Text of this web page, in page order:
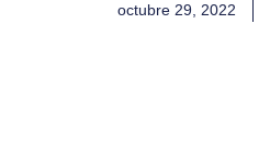
octubre 29, 2022